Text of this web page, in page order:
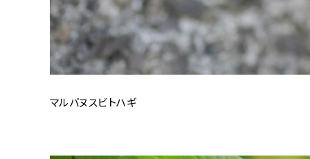
マルバヌスビトハギ